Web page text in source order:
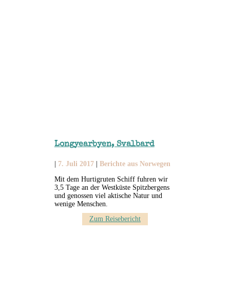
Longyearbyen, Svalbard
| 7. Juli 2017 | Berichte aus Norwegen
Mit dem Hurtigruten Schiff fuhren wir
3,5 Tage an der Westküste Spitzbergens
und genossen viel aktische Natur und
wenige Menschen.
Zum Reisebericht